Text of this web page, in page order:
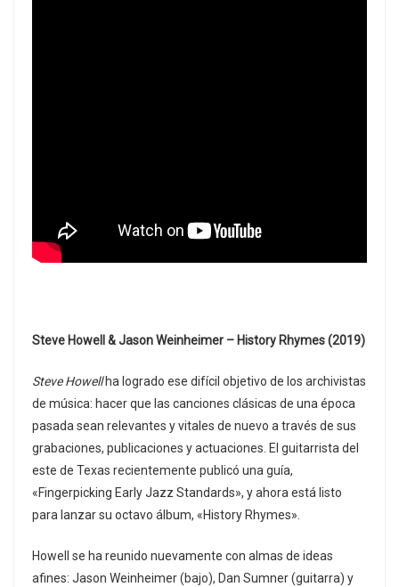
Steve Howell & Jason Weinheimer – History Rhymes (2019)
Steve Howellha logrado ese difícil objetivo de los archivistas
de música: hacer que las canciones clásicas de una época
pasada sean relevantes y vitales de nuevo a través de sus
grabaciones, publicaciones y actuaciones. El guitarrista del
este de Texas recientemente publicó una guía,
«Fingerpicking Early Jazz Standards», y ahora está listo
para lanzar su octavo álbum, «History Rhymes».
Howell se ha reunido nuevamente con almas de ideas
afines: Jason Weinheimer (bajo), Dan Sumner (guitarra) y